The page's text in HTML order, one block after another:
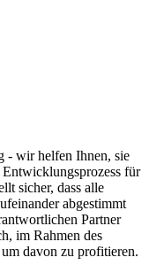
- wir helfen Ihnen, sie
für
sicher, dass alle
abgestimmt
Partner
im Rahmen des
davon zu profitieren.